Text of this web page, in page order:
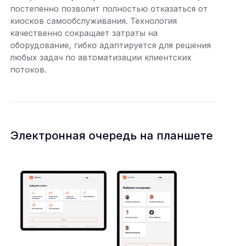
постепенно позволит полностью отказаться от
киосков самообслуживания. Технология
качественно сокращает затраты на
оборудование, гибко адаптируется для решения
любых задач по автоматизации клиентских
потоков.
Электронная очередь на планшете